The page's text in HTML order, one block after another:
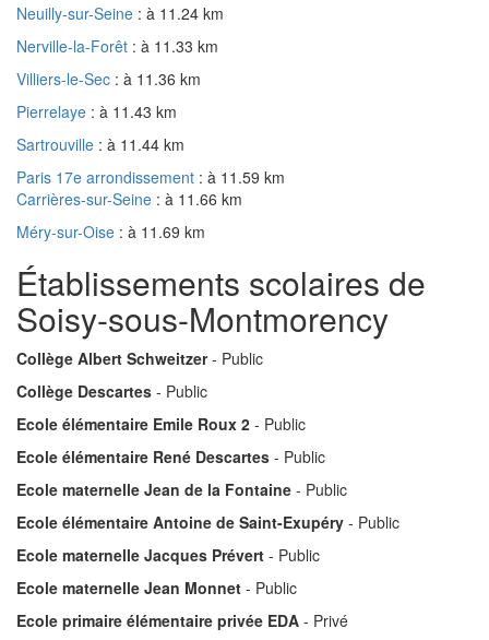
Neuilly-sur-Seine : à 11.24 km
Nerville-la-Forêt : à 11.33 km
Villiers-le-Sec : à 11.36 km
Pierrelaye : à 11.43 km
Sartrouville : à 11.44 km
Paris 17e arrondissement : à 11.59 km
Carrières-sur-Seine : à 11.66 km
Méry-sur-Oise : à 11.69 km
Établissements scolaires de
Soisy-sous-Montmorency
Collège Albert Schweitzer- Public
Collège Descartes - Public
Ecole élémentaire Emile Roux 2 - Public
Ecole élémentaire René Descartes - Public
Ecole maternelle Jean de la Fontaine - Public
Ecole élémentaire Antoine de Saint-Exupéry - Public
Ecole maternelle Jacques Prévert - Public
Ecole maternelle Jean Monnet - Public
Ecole primaire élémentaire privée EDA - Privé